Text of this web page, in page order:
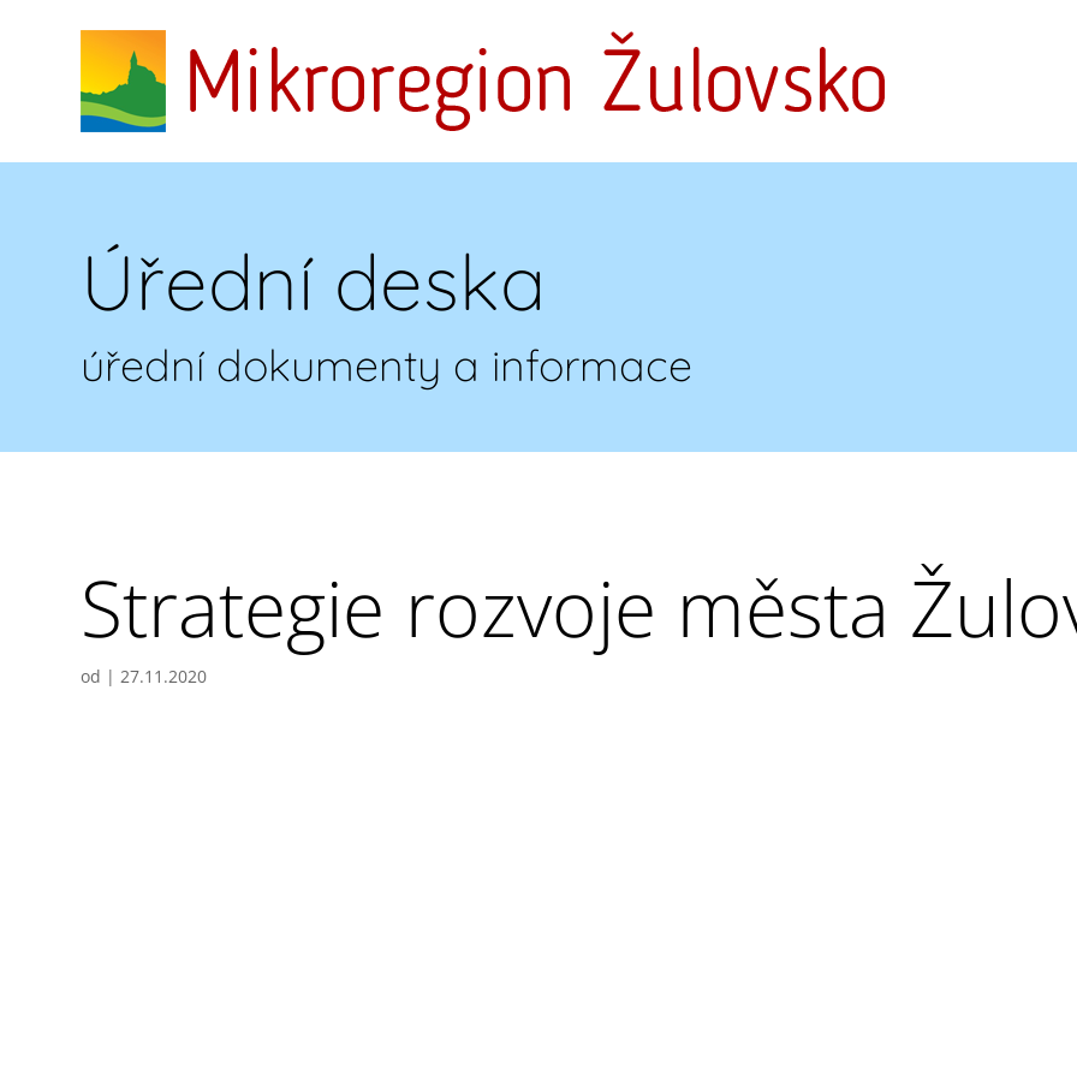
Úřední deska
úřední dokumenty a informace
Strategie rozvoje města
od |27.11.2020